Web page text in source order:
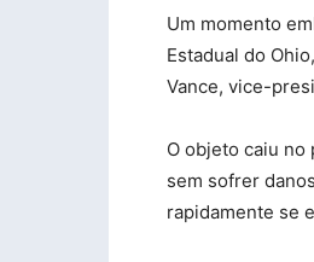
Um momento
Estadual do
Vance, vice-
O objeto caiu
sem sofrer
rapidamente se